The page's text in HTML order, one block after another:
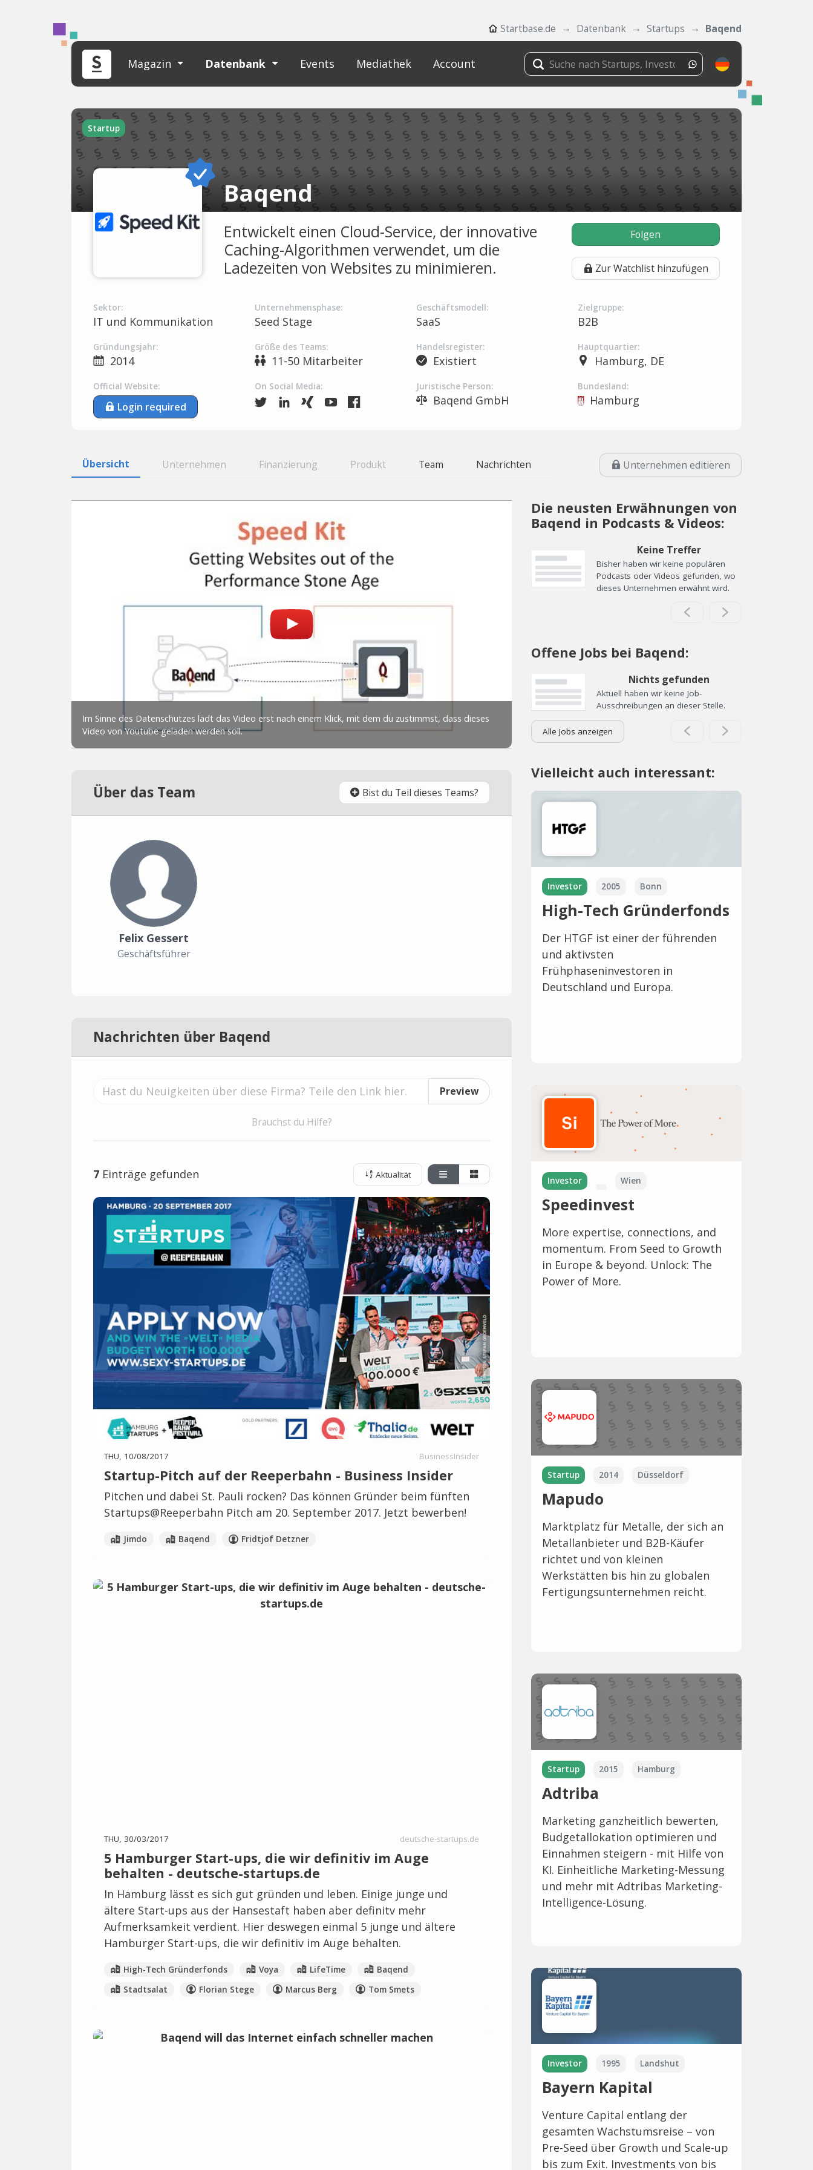
Startbase.de Datenbank Startups Baqend
Magazin Datenbank Events Mediathek Account
Startup
Baqend
Entwickelt einen Cloud-Service, der innovative
Caching-Algorithmen verwendet, um die
Ladezeiten von Websites zu minimieren.
Folgen
Zur Watchlist hinzufügen
Sektor:
IT und Kommunikation
Unternehmensphase:
Seed Stage
Geschäftsmodell:
SaaS
Zielgruppe:
B2B
Gründungsjahr:
2014
Größe des Teams:
11-50 Mitarbeiter
Handelsregister:
Existiert
Hauptquartier:
Hamburg, DE
Official Website:
Login required
On Social Media: Juristische Person:
Baqend GmbH
Bundesland:
Hamburg
Übersicht Unternehmen Finanzierung Produkt Team Nachrichten Unternehmen editieren
Über das Team Bist du Teil dieses Teams?
Felix Gessert
Geschäftsführer
Nachrichten über Baqend
Preview
Brauchst du Hilfe?
7 Einträge gefunden Aktualität
THU, 10/08/2017 BusinessInsider
Startup-Pitch auf der Reeperbahn - Business Insider
Pitchen und dabei St. Pauli rocken? Das können Gründer beim fünften
Startups@Reeperbahn Pitch am 20. September 2017. Jetzt bewerben!
Jimdo Baqend Fridtjof Detzner
THU, 30/03/2017 deutsche-startups.de
5 Hamburger Start-ups, die wir definitiv im Auge
behalten - deutsche-startups.de
In Hamburg lässt es sich gut gründen und leben. Einige junge und
ältere Start-ups aus der Hansestaft haben aber definitv mehr
Aufmerksamkeit verdient. Hier deswegen einmal 5 junge und ältere
Hamburger Start-ups, die wir definitiv im Auge behalten.
High-Tech Gründerfonds Voya LifeTime
Baqend
Stadtsalat
Florian Stege Marcus Berg Tom Smets
Die neusten Erwähnungen von
Baqend in Podcasts & Videos:
Keine Treffer
Bisher haben wir keine populären
Podcasts oder Videos gefunden, wo
dieses Unternehmen erwähnt wird.
Offene Jobs bei Baqend:
Nichts gefunden
Aktuell haben wir keine Job-
Ausschreibungen an dieser Stelle.
Alle Jobs anzeigen
Vielleicht auch interessant:
Investor 2005 Bonn
High-Tech Gründerfonds
Der HTGF ist einer der führenden
und aktivsten
Frühphaseninvestoren in
Deutschland und Europa.
Investor Wien
Speedinvest
More expertise, connections, and
momentum. From Seed to Growth
in Europe & beyond. Unlock: The
Power of More.
Startup 2014 Düsseldorf
Mapudo
Marktplatz für Metalle, der sich an
Metallanbieter und B2B-Käufer
richtet und von kleinen
Werkstätten bis hin zu globalen
Fertigungsunternehmen reicht.
Startup 2015 Hamburg
Adtriba
Marketing ganzheitlich bewerten,
Budgetallokation optimieren und
Einnahmen steigern - mit Hilfe von
KI. Einheitliche Marketing-Messung
und mehr mit Adtribas Marketing-
Intelligence-Lösung.
Investor 1995 Landshut
Bayern Kapital
Venture Capital entlang der
gesamten Wachstumsreise – von
Pre-Seed über Growth und Scale-up
bis zum Exit. Investments von bis